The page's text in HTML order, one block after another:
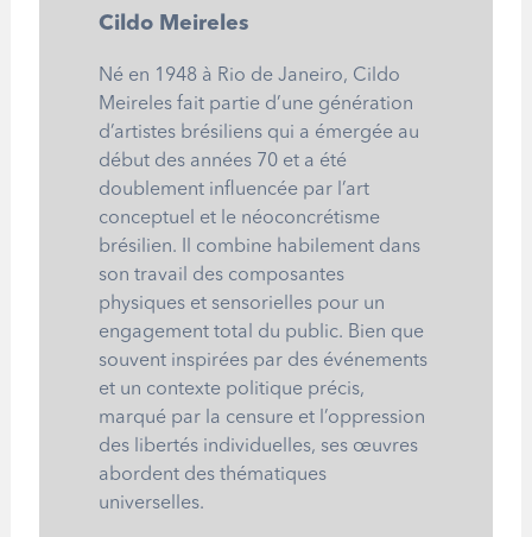
Cildo Meireles
Né en 1948 à Rio de Janeiro, Cildo
Meireles fait partie d’une génération
d’artistes brésiliens qui a émergée au
début des années 70 et a été
doublement influencée par l’art
conceptuel et le néoconcrétisme
brésilien. Il combine habilement dans
son travail des composantes
physiques et sensorielles pour un
engagement total du public. Bien que
souvent inspirées par des événements
et un contexte politique précis,
marqué par la censure et l’oppression
des libertés individuelles, ses oeuvres
abordent des thématiques
universelles.